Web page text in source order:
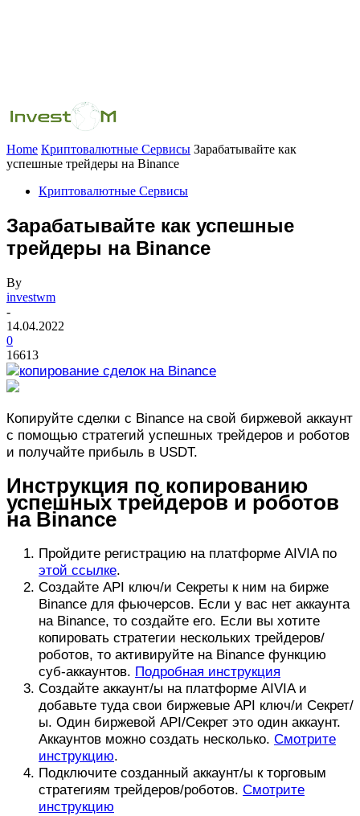
Home Криптовалютные Сервисы Зарабатывайте как
успешные трейдеры на Binance
Криптовалютные Сервисы
Зарабатывайте как успешные
трейдеры на Binance
By
investwm
-
14.04.2022
0
16613
Копируйте сделки с Binance на свой биржевой аккаунт
с помощью стратегий успешных трейдеров и роботов
и получайте прибыль в USDT.
Инструкция по копированию
успешных трейдеров и роботов
на Binance
Пройдите регистрацию на платформе AIVIA по
этой ссылке.
Создайте API ключ/и Секреты к ним на бирже
Binance для фьючерсов. Если у вас нет аккаунта
на Binance, то создайте его. Если вы хотите
копировать стратегии нескольких трейдеров/
роботов, то активируйте на Binance функцию
суб-аккаунтов. Подробная инструкция
Создайте аккаунт/ы на платформе AIVIA и
добавьте туда свои биржевые API ключ/и Секрет/
ы. Один биржевой API/Секрет это один аккаунт.
Аккаунтов можно создать несколько. Смотрите
инструкцию.
Подключите созданный аккаунт/ы к торговым
стратегиям трейдеров/роботов. Смотрите
инструкцию